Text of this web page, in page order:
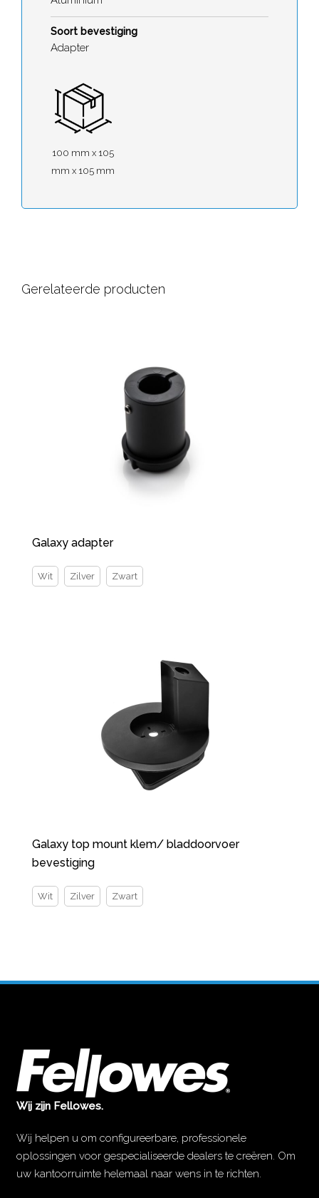
Soort bevestiging
Adapter
100 mm x 105
mm x 105 mm
Gerelateerde producten
Galaxy adapter
Wit Zilver Zwart
Galaxy top mount klem/ bladdoorvoer
bevestiging
Wit Zilver Zwart
Wij zijn Fellowes.
Wij helpen u om configureerbare, professionele
oplossingen voor gespecialiseerde dealers te creëren. Om
uw kantoorruimte helemaal naar wens in te richten.